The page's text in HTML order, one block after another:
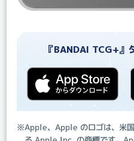
『BANDAI TCG+』
※Apple、Apple のロゴは、米